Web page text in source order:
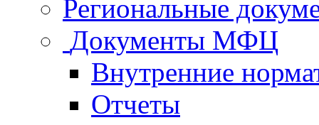
Региональные
Документы МФЦ
Внутренние
Отчеты